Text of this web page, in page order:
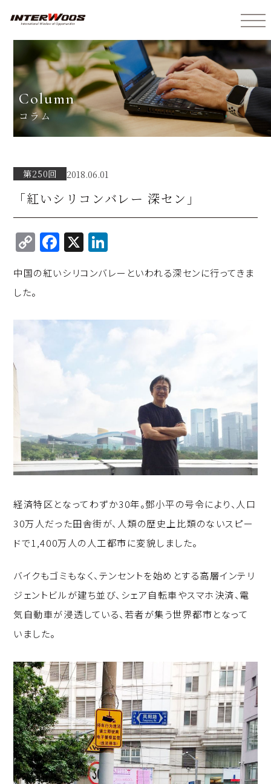
column
コラム
第250回 2018.06.01
「紅いシリコンバレー 深セン」
C
o
p
Li
k
F
a
c
b
o
k
X
k
d
I
n
中国の紅いシリコンバレーといわれる深センに行ってきま
した。
経済特区となってわずか30年。鄧小平の号令により、人口
30万人だった田舎街が、人類の歴史上比類のないスピー
ドで1,400万人の人工都市に変貌しました。
バイクもゴミもなく、テンセントを始めとする高層インテリ
ジェントビルが建ち並び、シェア自転車やスマホ決済、電
気自動車が浸透している、若者が集う世界都市となって
いました。